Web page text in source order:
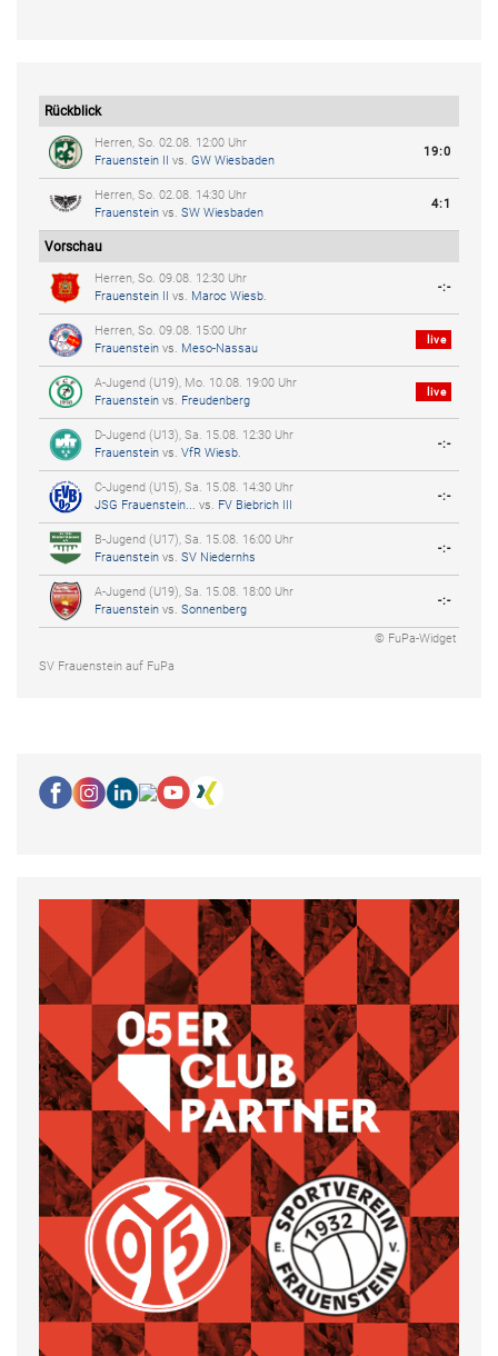
Rückblick
Herren, So. 02.08. 12:00 Uhr
Frauenstein II vs. GW Wiesbaden
19:0
Herren, So. 02.08. 14:30 Uhr
Frauenstein vs. SW Wiesbaden
4:1
Vorschau
Herren, So. 09.08. 12:30 Uhr
Frauenstein II vs. Maroc Wiesb.
-:-
Herren, So. 09.08. 15:00 Uhr
Frauenstein vs. Meso-Nassau
live
A-Jugend (U19), Mo. 10.08. 19:00 Uhr
Frauenstein vs. Freudenberg
live
D-Jugend (U13), Sa. 15.08. 12:30 Uhr
Frauenstein vs. VfR Wiesb.
-:-
C-Jugend (U15), Sa. 15.08. 14:30 Uhr
JSG Frauenstein...
vs. FV Biebrich III
-:-
B-Jugend (U17), Sa. 15.08. 16:00 Uhr
Frauenstein vs. SV Niedernhs
-:-
A-Jugend (U19), Sa. 15.08. 18:00 Uhr
Frauenstein vs. Sonnenberg
-:-
© FuPa-Widget
SV Frauenstein auf FuPa